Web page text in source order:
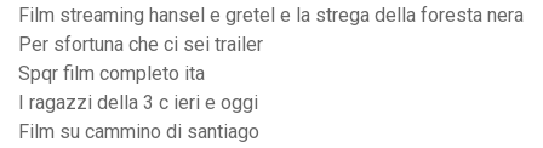
Film streaming hansel e gretel e la strega della foresta nera
Per sfortuna che ci sei trailer
Spqr film completo ita
I ragazzi della 3 c ieri e oggi
Film su cammino di santiago